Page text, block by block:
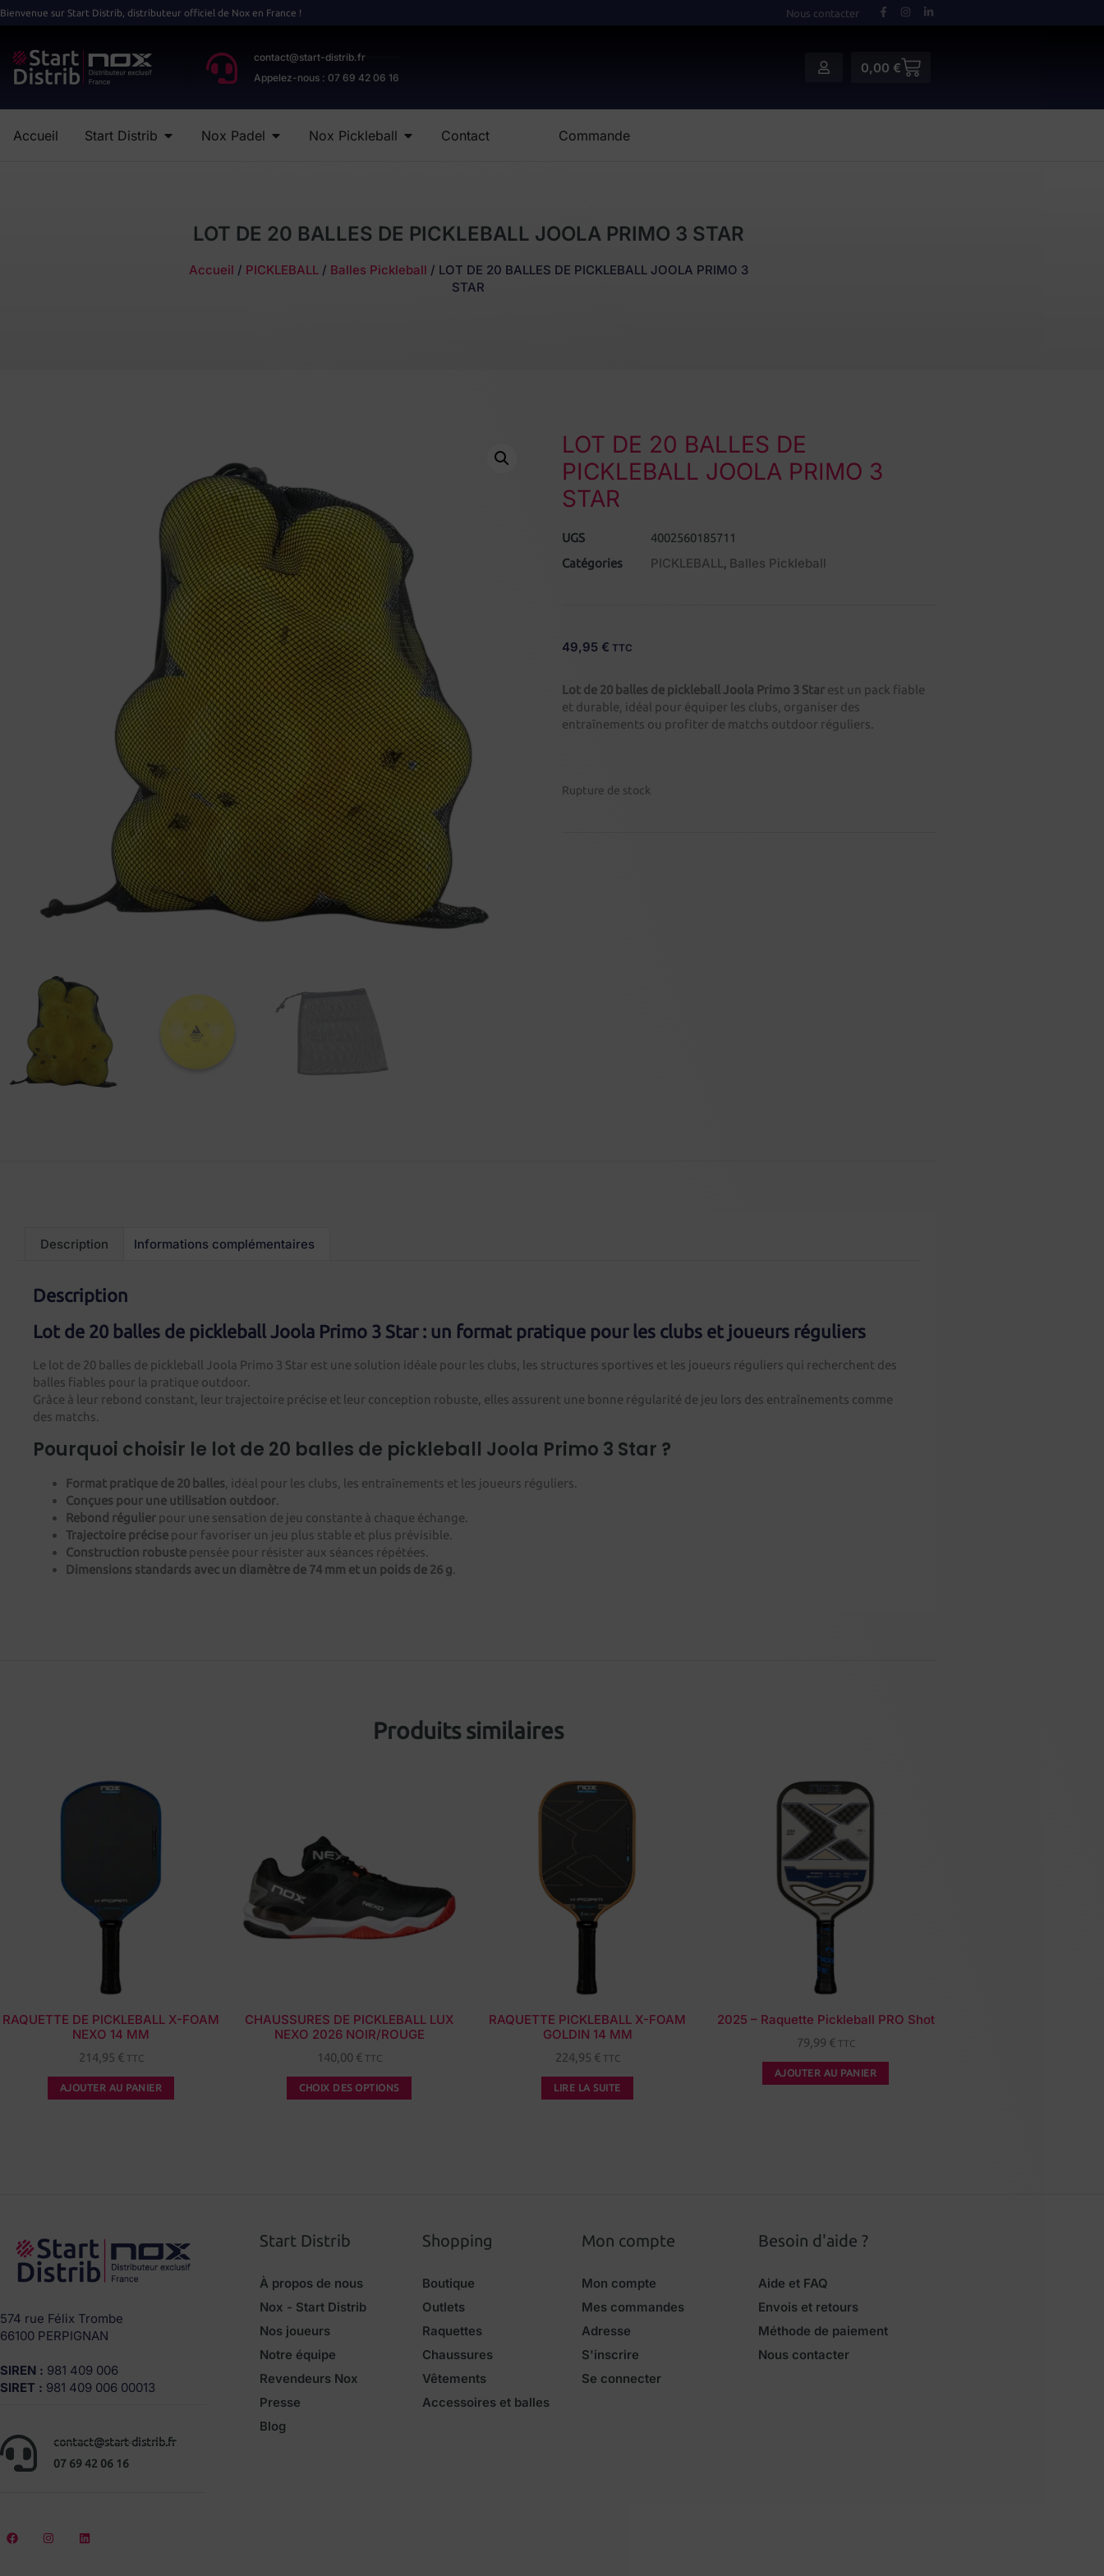
Bienvenue sur Start Distrib, distributeur officiel de Nox en France ! Nous contacter
contact@start-distrib.fr
Appelez-nous : 07 69 42 06 16
0,00€
Accueil Start Distrib Nox Padel Nox Pickleball Contact Commande
LOT DE 20 BALLES DE PICKLEBALL JOOLA PRIMO 3 STAR
Accueil / PICKLEBALL/ Balles Pickleball / LOT DE 20 BALLES DE PICKLEBALL JOOLA PRIMO 3
STAR
LOT DE 20 BALLES DE
PICKLEBALL JOOLA PRIMO 3
STAR
UGS
4002560185711
Catégories
PICKLEBALL, Balles Pickleball
49,95 € TTC
Lot de 20 balles de pickleball Joola Primo 3 Star est un pack fiable
et durable, idéal pour équiper les clubs, organiser des
entraînements ou profiter de matchs outdoor réguliers.
Rupture de stock
Description Informations complémentaires
Description
Lot de 20 balles de pickleball Joola Primo 3 Star : un format pratique pour les clubs et joueurs réguliers
Le lot de 20 balles de pickleball Joola Primo 3 Star est une solution idéale pour les clubs, les structures sportives et les joueurs réguliers qui recherchent des
balles fiables pour la pratique outdoor.
Grâce à leur rebond constant, leur trajectoire précise et leur conception robuste, elles assurent une bonne régularité de jeu lors des entraînements comme
des matchs.
Pourquoi choisir le lot de 20 balles de pickleball Joola Primo 3 Star ?
Format pratique de 20 balles , idéal pour les clubs, les entraînements et les joueurs réguliers.
Conçues pour une utilisation outdoor.
Rebond régulier pour une sensation de jeu constante à chaque échange.
Trajectoire précise pour favoriser un jeu plus stable et plus prévisible.
Construction robuste pensée pour résister aux séances répétées.
Dimensions standards avec un diamètre de 74 mm et un poids de 26 g.
Produits similaires
RAQUETTE DE PICKLEBALL X-FOAM
NEXO 14 MM
214,95 € TTC
AJOUTER AU PANIER
CHAUSSURES DE PICKLEBALL LUX
NEXO 2026 NOIR/ROUGE
140,00 € TTC
CHOIX DES OPTIONS
RAQUETTE PICKLEBALL X-FOAM
GOLDIN 14 MM
224,95 € TTC
LIRE LA SUITE
2025 – Raquette Pickleball PRO Shot
79,99 € TTC
AJOUTER AU PANIER
574 rue Félix Trombe
66100 PERPIGNAN
SIREN : 981 409 006
SIRET : 981 409 006 00013
contact@start-distrib.fr
07 69 42 06 16
Start Distrib
À propos de nous
Nox - Start Distrib
Nos joueurs
Notre équipe
Revendeurs Nox
Presse
Blog
Shopping
Boutique
Outlets
Raquettes
Chaussures
Vêtements
Accessoires et balles
Mon compte
Mon compte
Mes commandes
Adresse
S'inscrire
Se connecter
Besoin d'aide ?
Aide et FAQ
Envois et retours
Méthode de paiement
Nous contacter